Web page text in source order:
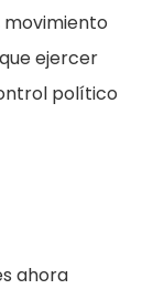
movimiento
ejercer
político
ahora